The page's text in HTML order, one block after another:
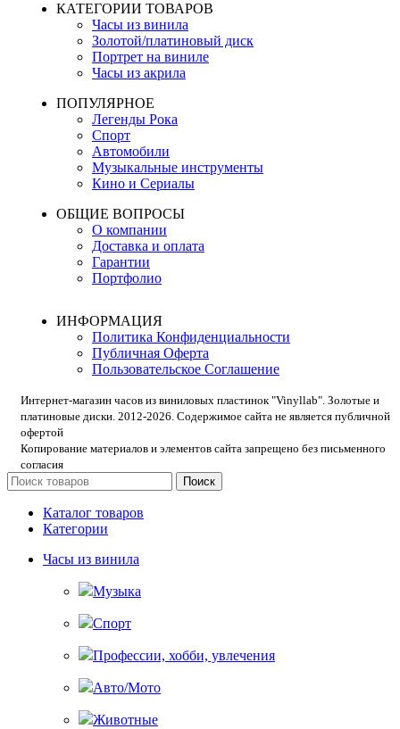
КАТЕГОРИИ ТОВАРОВ
Часы из винила
Золотой/платиновый диск
Портрет на виниле
Часы из акрила
ПОПУЛЯРНОЕ
Легенды Рока
Спорт
Автомобили
Музыкальные инструменты
Кино и Сериалы
ОБЩИЕ ВОПРОСЫ
О компании
Доставка и оплата
Гарантии
Портфолио
ИНФОРМАЦИЯ
Политика Конфиденциальности
Публичная Оферта
Пользовательское Соглашение
Интернет-магазин часов из виниловых пластинок "Vinyllab". Золотые и
платиновые диски. 2012-2026. Содержимое сайта не является публичной
офертой
Копирование материалов и элементов сайта запрещено без письменного
согласия
Поиск
Каталог товаров
Категории
Часы из винила
Музыка
Спорт
Профессии, хобби, увлечения
Авто/Мото
Животные